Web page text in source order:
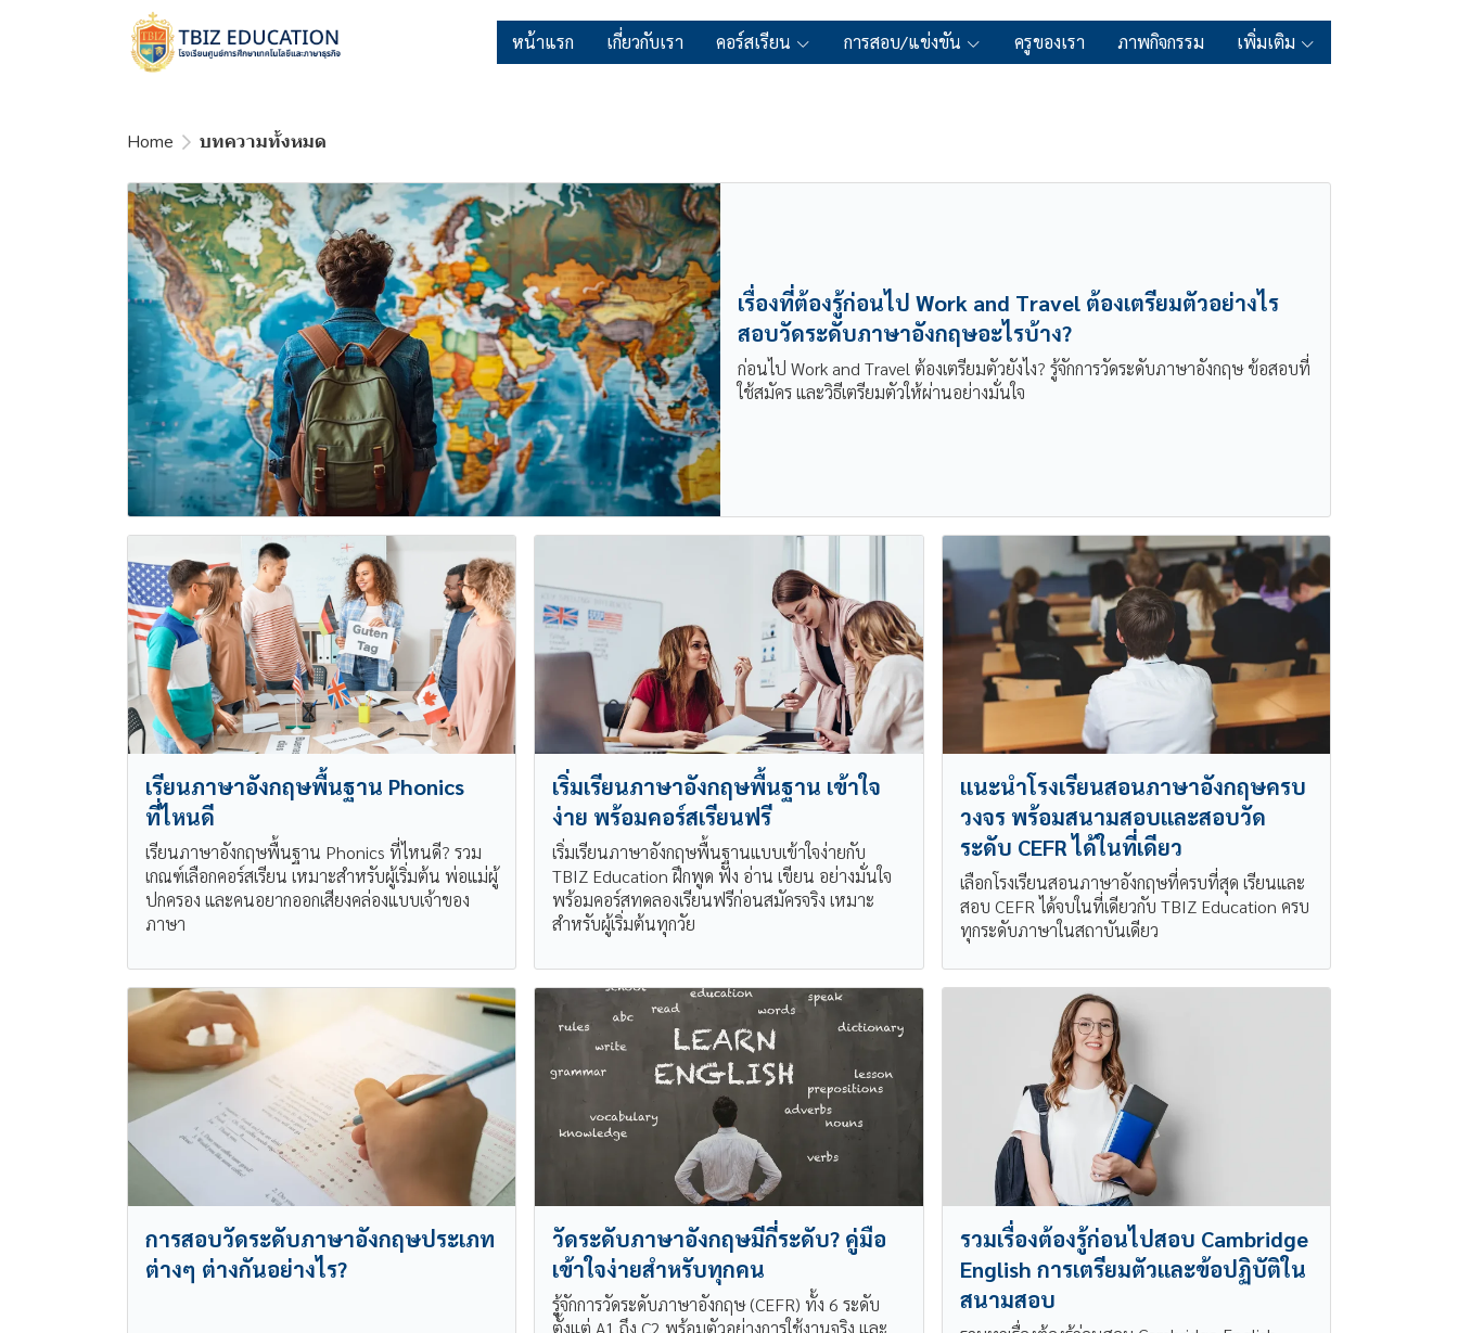
หน้าแรก เกี่ยวกับเรา คอร์สเรียน การสอบ/แข่งขัน ครูของเรา ภาพกิจกรรม เพิ่มเติม
Home บทความทั้งหมด
เรื่องที่ต้องรู้ก่อนไป Work and Travel ต้องเตรียมตัวอย่างไร
สอบวัดระดับภาษาอังกฤษอะไรบ้าง?
ก่อนไป Work and Travel ต้องเตรียมตัวยังไง? รู้จักการวัดระดับภาษาอังกฤษ ข้อสอบที่
ใช้สมัคร และวิธีเตรียมตัวให้ผ่านอย่างมั่นใจ
เรียนภาษาอังกฤษพื้นฐาน Phonics
ที่ไหนดี
เรียนภาษาอังกฤษพื้นฐาน Phonics ที่ไหนดี? รวม
เกณฑ์เลือกคอร์สเรียน เหมาะสำหรับผู้เริ่มต้น พ่อแม่ผู้
ปกครอง และคนอยากออกเสียงคล่องแบบเจ้าของ
ภาษา
เริ่มเรียนภาษาอังกฤษพื้นฐาน เข้าใจ
ง่าย พร้อมคอร์สเรียนฟรี
เริ่มเรียนภาษาอังกฤษพื้นฐานแบบเข้าใจง่ายกับ
TBIZ Education ฝึกพูด ฟัง อ่าน เขียน อย่างมั่นใจ
พร้อมคอร์สทดลองเรียนฟรีก่อนสมัครจริง เหมาะ
สำหรับผู้เริ่มต้นทุกวัย
แนะนำโรงเรียนสอนภาษาอังกฤษครบ
วงจร พร้อมสนามสอบและสอบวัด
ระดับ CEFR ได้ในที่เดียว
เลือกโรงเรียนสอนภาษาอังกฤษที่ครบที่สุด เรียนและ
สอบ CEFR ได้จบในที่เดียวกับ TBIZ Education ครบ
ทุกระดับภาษาในสถาบันเดียว
การสอบวัดระดับภาษาอังกฤษประเภท
ต่างๆ ต่างกันอย่างไร?
วัดระดับภาษาอังกฤษมีกี่ระดับ? คู่มือ
เข้าใจง่ายสำหรับทุกคน
รู้จักการวัดระดับภาษาอังกฤษ (CEFR) ทั้ง 6 ระดับ
ตั้งแต่ A1 ถึง C2 พร้อมตัวอย่างการใช้งานจริง และ
รวมเรื่องต้องรู้ก่อนไปสอบ Cambridge
English การเตรียมตัวและข้อปฏิบัติใน
สนามสอบ